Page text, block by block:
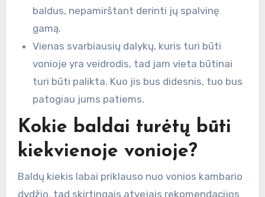
baldus, nepamirštant derinti jų spalvinę
gamą.
Vienas svarbiausių dalykų, kuris turi būti
vonioje yra veidrodis, tad jam vieta būtinai
turi būti palikta. Kuo jis bus didesnis, tuo bus
patogiau jums patiems.
Kokie baldai turėtų būti
kiekvienoje vonioje?
Baldų kiekis labai priklauso nuo vonios kambario
dydžio, tad skirtingais atvejais rekomendacijos